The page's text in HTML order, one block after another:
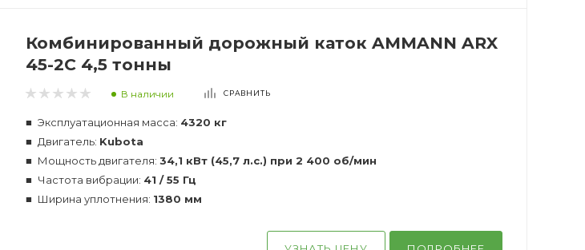
Комбинированный дорожный каток AMMANN ARX
45-2C 4,5 тонны
В наличии СРАВНИТЬ
Эксплуатационная масса: 4320 кг
Двигатель: Kubota
Мощность двигателя: 34,1 кВт (45,7 л.с.) при 2 400 об/мин
Частота вибрации: 41 / 55 Гц
Ширина уплотнения: 1380 мм